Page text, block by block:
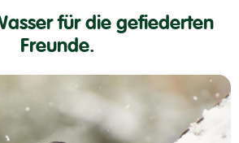
für die gefiederten
Freunde.